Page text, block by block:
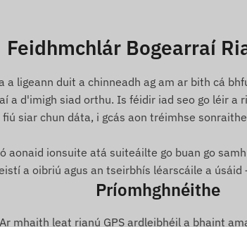
sa limistéar sin.
Feidhmchlár Bogearraí
ligeann duit a chinneadh ag am ar bith cá
a d'imigh siad orthu. Is féidir iad seo go léir
siar chun dáta, i gcás aon tréimhse
ionsuite atá suiteáilte go buan go
a oibriú agus an tseirbhís léarscáile a
Príomhghnéithe
Ar mhaith leat rianú GPS ardleibhéil a bhaint